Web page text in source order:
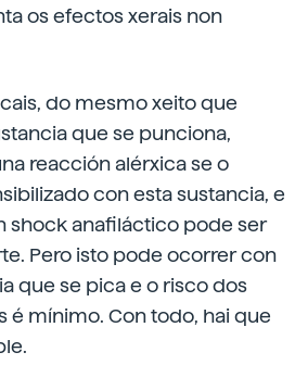
os efectos xerais non
do mesmo xeito que
que se punciona,
reacción alérxica se o
con esta sustancia, e
shock anafiláctico pode ser
Pero isto pode ocorrer con
que se pica e o risco dos
é mínimo. Con todo, hai que